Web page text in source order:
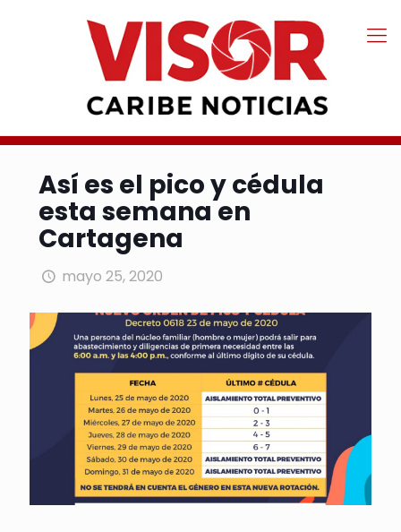
Así es el pico y cédula
esta semana en
Cartagena
mayo 25, 2020